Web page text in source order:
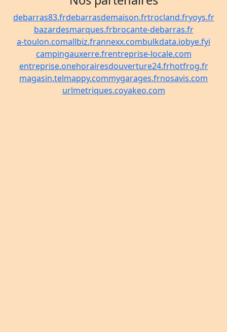
debarras83.frdebarrasdemaison.frtrocland.fryoys.fr
bazardesmarques.frbrocante-debarras.fr
a-toulon.comallbiz.frannexx.combulkdata.iobye.fyi
campingauxerre.frentreprise-locale.com
entreprise.onehorairesdouverture24.frhotfrog.fr
magasin.telmappy.commygarages.frnosavis.com
urlmetriques.coyakeo.com